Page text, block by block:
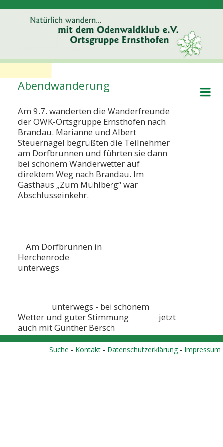
Willkommen
Wer wir sind
Programm
Rückblick
Rückblick 2026
Rückblick 2025
Rückblick 2024
Rückblick 2021
Rückblick 2020
Rückblick 2017
Rückblick 2016
Abendwanderung
Am 9.7. wanderten die Wanderfreunde
der OWK-Ortsgruppe Ernsthofen nach
Brandau. Marianne und Albert
Steuernagel begrüßten die Teilnehmer
am Dorfbrunnen und führten sie dann
bei schönem Wanderwetter auf
direktem Weg nach Brandau. Im
Gasthaus „Zum Mühlberg“ war
Abschlusseinkehr.
Am Dorfbrunnen in
Herchenrode
unterwegs
unterwegs - bei schönem
Wetter und guter Stimmung jetzt
auch mit Günther Bersch
Suche - Kontakt - Datenschutzerklärung- Impressum